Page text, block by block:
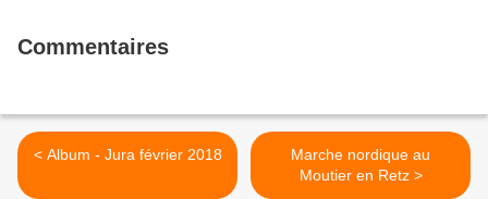
Commentaires
< Album - Jura février 2018
Marche nordique au
Moutier en Retz >